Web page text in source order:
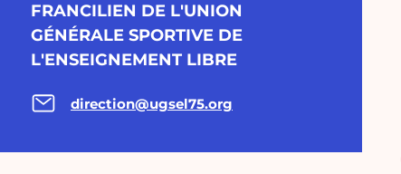
FRANCILIEN DE L'UNION
GÉNÉRALE SPORTIVE DE
L'ENSEIGNEMENT LIBRE
direction@ugsel75.org